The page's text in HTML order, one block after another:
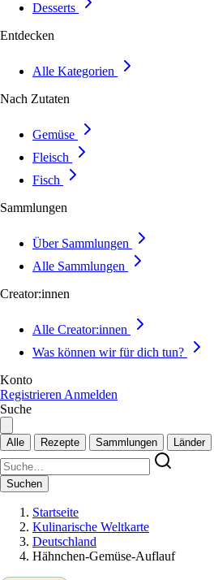
Desserts
Entdecken
Alle Kategorien
Nach Zutaten
Gemüse
Fleisch
Fisch
Sammlungen
Über Sammlungen
Alle Sammlungen
Creator:innen
Alle Creator:innen
Was können wir für dich tun?
Konto
Registrieren Anmelden
Suche
Alle Rezepte Sammlungen Länder
Suchen
Startseite
Kulinarische Weltkarte
Deutschland
Hähnchen-Gemüse-Auflauf